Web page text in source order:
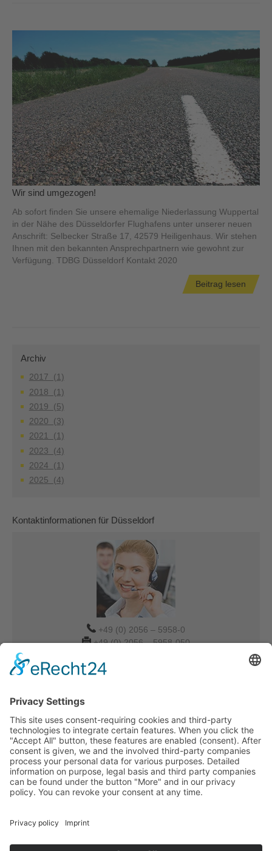
Wir sind umgezogen!
Ab sofort finden Sie unsere ehemalige Niederlassung Wuppertal
in der Nähe des Düsseldorfer Flughafens unter unserer neuen
Anschrift: Selbecker Straße 17, 42579 Heiligenhaus. Wir stehen
Ihnen mit den bekannten Ansprechpartnern wie gewohnt zur
Verfügung. TDBG Düsseldorf Kontakt 2020
Beitrag lesen
Archiv
2017 (1)
2018 (1)
2019 (5)
2020 (3)
2021 (1)
2023 (4)
2024 (1)
2025 (4)
Kontaktinformationen für Düsseldorf
+49 (0) 2056 – 5958-0
+49 (0) 2056 – 5958-050
Verkauf-DUS@tdbg.de
Overseas@tdbg.de
Eilige Transportanfrage
Ihre schnelle Transportanfrage in nur drei einfachen
Schritten. Starten Sie jetzt: